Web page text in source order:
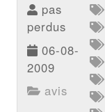
pas
perdus
06-08-
2009
avis